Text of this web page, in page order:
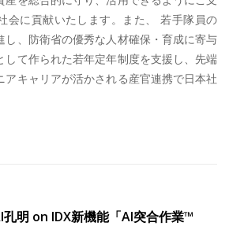
会に貢献いたします。また、 若手隊員の
し、防衛省の優秀な人材確保・育成に寄与
して作られた若年定年制度を支援し、先端
アキャリアが活かされる産官連携で日本社
明 on IDX新機能「AI突合作業™︎